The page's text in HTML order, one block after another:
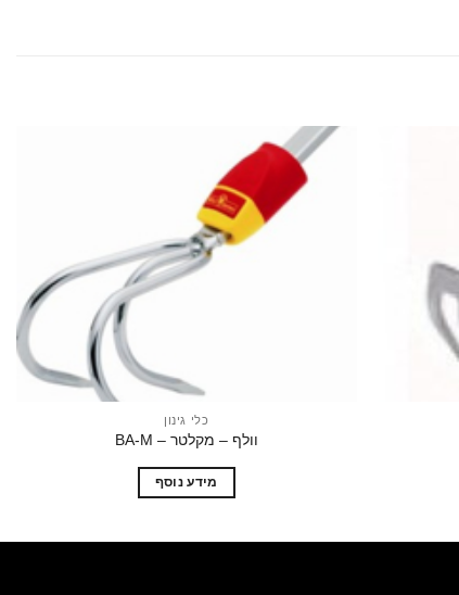
כלי גינון
וולף – מקלטר – BA-M
מידע נוסף